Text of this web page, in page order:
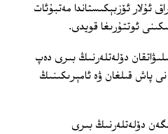
ئۆزبېكىستاندا مەتبۇئات
ئوتتۇرىغا قويدى.
دۆلەتلەرنىڭ بىرى دەپ
ۋەقەسى" نى پاش قىلغان ۋە ئامېرىكىنىڭ
دۆلەتلەرنىڭ بىرى